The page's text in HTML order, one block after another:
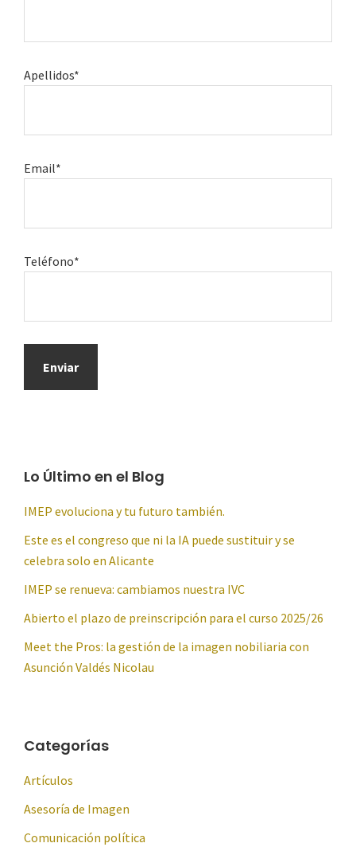
Apellidos*
Email*
Teléfono*
Lo Último en el Blog
IMEP evoluciona y tu futuro también.
Este es el congreso que ni la IA puede sustituir y se
celebra solo en Alicante
IMEP se renueva: cambiamos nuestra IVC
Abierto el plazo de preinscripción para el curso 2025/26
Meet the Pros: la gestión de la imagen nobiliaria con
Asunción Valdés Nicolau
Categorías
Artículos
Asesoría de Imagen
Comunicación política